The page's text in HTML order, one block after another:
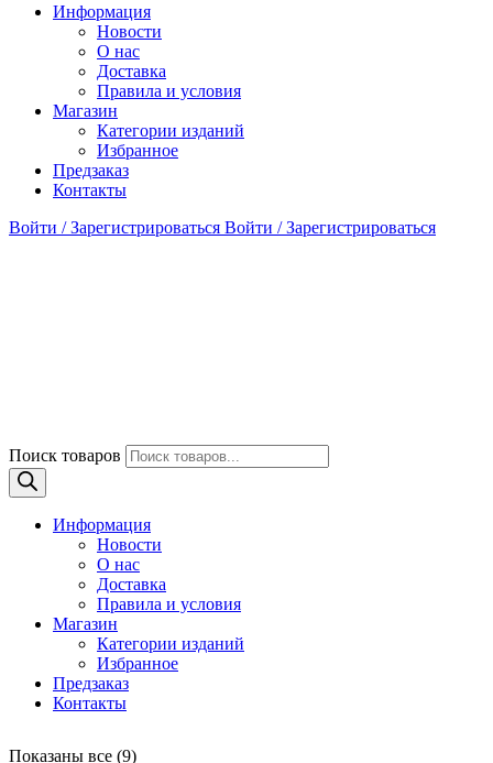
Информация
Новости
О нас
Доставка
Правила и условия
Магазин
Категории изданий
Избранное
Предзаказ
Контакты
Войти / Зарегистрироваться Войти / Зарегистрироваться
Поиск товаров
Информация
Новости
О нас
Доставка
Правила и условия
Магазин
Категории изданий
Избранное
Предзаказ
Контакты
Показаны все (9)